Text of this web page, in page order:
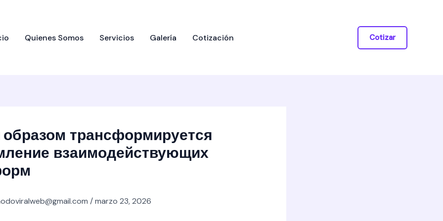
Quienes Somos Servicios Galería Cotización Cotizar
трансформируется
взаимодействующих
/marzo 23, 2026